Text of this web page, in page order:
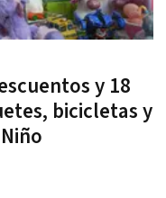
y 18
bicicletas y